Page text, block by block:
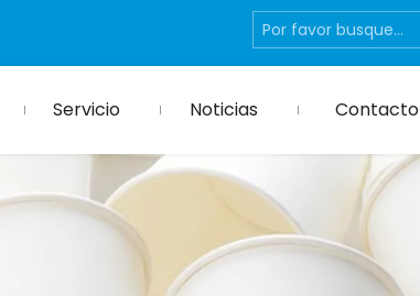
Servicio Noticias Contacto